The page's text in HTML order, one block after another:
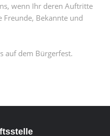
wenn Ihr deren Auftritte
Bekannte und
auf dem Bürgerfest.